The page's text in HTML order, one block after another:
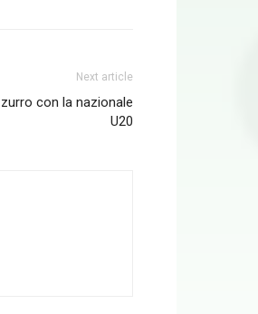
Next article
con la nazionale
U20